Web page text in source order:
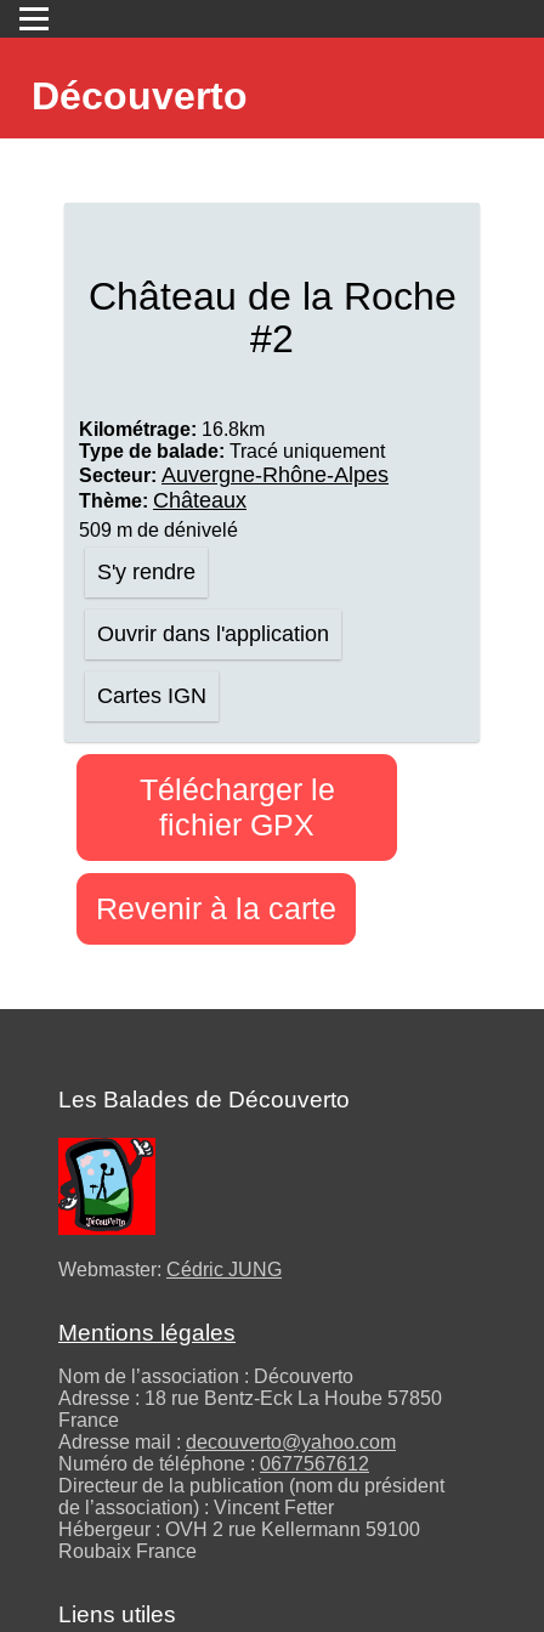
Découverto
Château de la Roche
#2
Kilométrage: 16.8km
Type de balade: Tracé uniquement
Secteur: Auvergne-Rhône-Alpes
Thème: Châteaux
509 m de dénivelé
S'y rendre
Ouvrir dans l'application
Cartes IGN
Télécharger le
fichier GPX
Revenir à la carte
Les Balades de Découverto
Webmaster: Cédric JUNG
Mentions légales
Nom de l’association : Découverto
Adresse : 18 rue Bentz-Eck La Hoube 57850
France
Adresse mail : decouverto@yahoo.com
Numéro de téléphone : 0677567612
Directeur de la publication (nom du président
de l’association) : Vincent Fetter
Hébergeur : OVH 2 rue Kellermann 59100
Roubaix France
Liens utiles